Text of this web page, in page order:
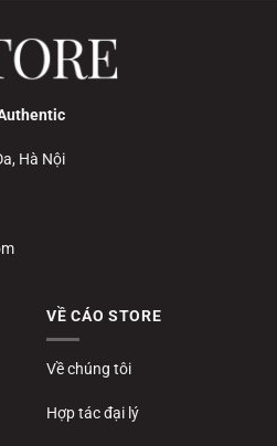
Hà Nội
VỀ CÁO STORE
Về chúng tôi
Hợp tác đại lý